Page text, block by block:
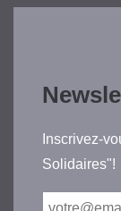
Inscrivez-
Solidaires"!